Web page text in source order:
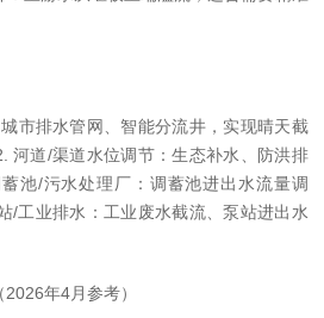
市排水管网、智能分流井，实现晴天截
河道/渠道水位调节：生态补水、防洪排
池/污水处理厂：调蓄池进出水流量调
/工业排水：工业废水截流、泵站进出水
年4月参考）